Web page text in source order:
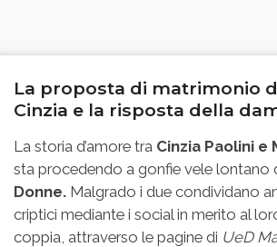
La proposta di matrimonio
Cinzia e la risposta della
La storia d’amore tra Cinzia Paolini e
sta procedendo a gonfie vele lontano
Donne. Malgrado i due condividano
criptici mediante i social in merito al
coppia, attraverso le pagine di UeD